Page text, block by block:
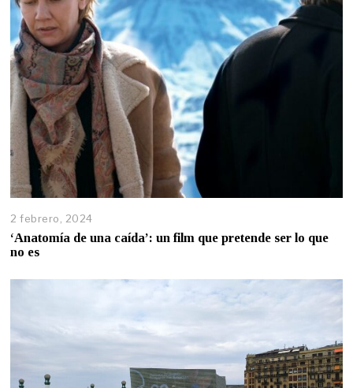
2 febrero, 2024
‘Anatomía de una caída’: un film que pretende ser lo que
no es